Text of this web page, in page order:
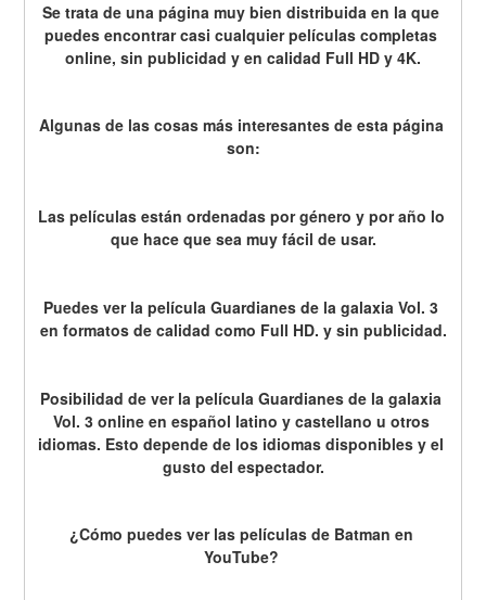
Se trata de una página muy bien distribuida en la que
puedes encontrar casi cualquier películas completas
online, sin publicidad y en calidad Full HD y 4K.
Algunas de las cosas más interesantes de esta página
son:
Las películas están ordenadas por género y por año lo
que hace que sea muy fácil de usar.
Puedes ver la película Guardianes de la galaxia Vol. 3
en formatos de calidad como Full HD. y sin publicidad.
Posibilidad de ver la película Guardianes de la galaxia
Vol. 3 online en español latino y castellano u otros
idiomas. Esto depende de los idiomas disponibles y el
gusto del espectador.
¿Cómo puedes ver las películas de Batman en
YouTube?